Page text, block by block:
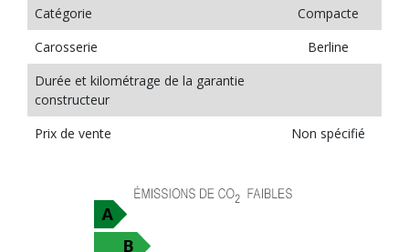
Catégorie
Compacte
Carosserie
Berline
Durée et kilométrage de la garantie
constructeur
Prix de vente
Non spécifié